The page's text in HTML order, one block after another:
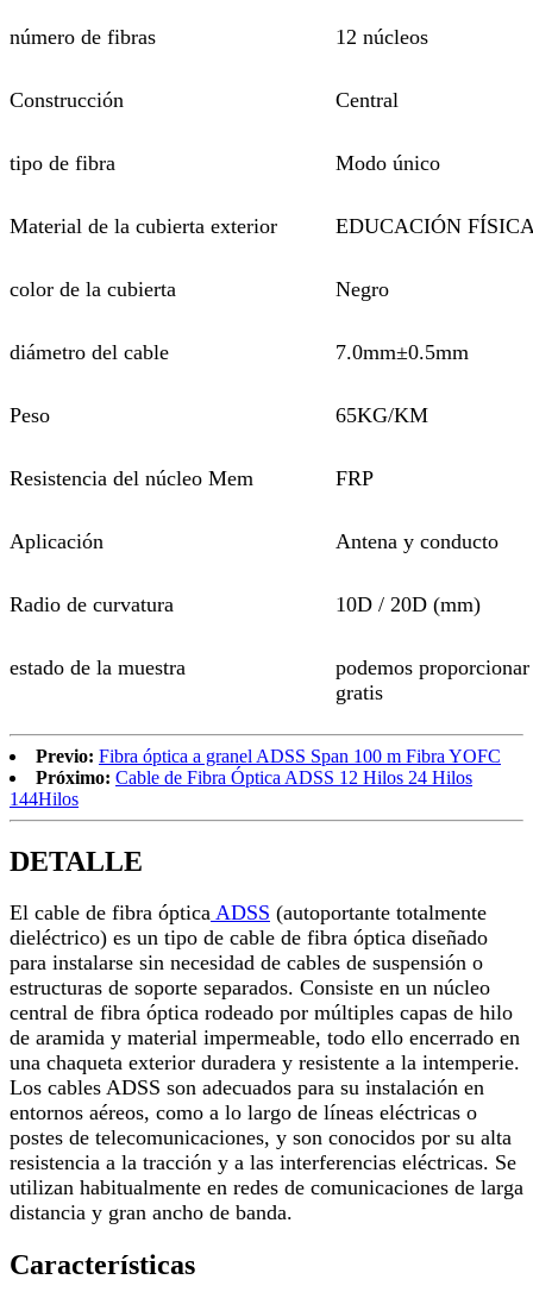
número de fibras 12 núcleos
Construcción Central
tipo de fibra Modo único
Material de la cubierta exterior EDUCACIÓN
color de la cubierta Negro
diámetro del cable 7.0mm±0.5mm
Peso 65KG/KM
Resistencia del núcleo Mem FRP
Aplicación Antena y conducto
Radio de curvatura 10D / 20D (mm)
estado de la muestra
podemos
gratis
Previo: Fibra óptica a granel ADSS Span 100 m Fibra YOFC
Próximo: Cable de Fibra Óptica ADSS 12 Hilos 24 Hilos
144Hilos
DETALLE
El cable de fibra óptica ADSS (autoportante totalmente
dieléctrico) es un tipo de cable de fibra óptica diseñado
para instalarse sin necesidad de cables de suspensión o
estructuras de soporte separados. Consiste en un núcleo
central de fibra óptica rodeado por múltiples capas de hilo
de aramida y material impermeable, todo ello encerrado en
una chaqueta exterior duradera y resistente a la intemperie.
Los cables ADSS son adecuados para su instalación en
entornos aéreos, como a lo largo de líneas eléctricas o
postes de telecomunicaciones, y son conocidos por su alta
resistencia a la tracción y a las interferencias eléctricas. Se
utilizan habitualmente en redes de comunicaciones de larga
distancia y gran ancho de banda.
Características